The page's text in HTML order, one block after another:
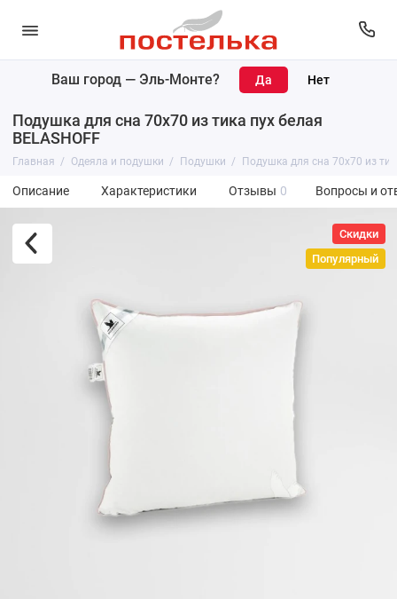
Ваш город — Эль-Монте?
Подушка для сна 70х70 из тика пух белая
BELASHOFF
Главная Одеяла и подушки Подушки Подушка для сна 70х70 из
Описание Характеристики Отзывы 0 Вопросы и
Скидки
Популярный